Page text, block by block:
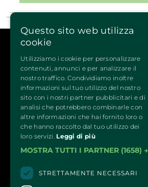
attività sportive: Splash dog, nella
Agility, Disc Dog, Rally-O, Hoopers,
e tanto altro ancora.
Servizi del prodotto
Possibilità di rimettere in vendita i
non disponibile
Per esigenze organizzative, le date dei
potrebbero variare.
Organizzatore:
Bolognafiere Cosmoprof S.p.a.
QUATTROZAMPEINFIERA
Cosmoprof S.p.a. – Sede legale: Via
Bologna (Italy) - R.E.A. 1766978 ©
BolognaFiere Cosmoprof
SEGNALAZIONI -
MODELLLO EX. D.LGS 231/2001 E
Questo sito web utilizza
cookie
Utilizziamo i cookie per personalizzare
contenuti, annunci e per analizzare il
nostro traffico. Condividiamo inoltre
informazioni sul tuo utilizzo del nostro
sito con i nostri partner pubblicitari e di
analisi che potrebbero combinarle con
altre informazioni che hai fornito loro o
che hanno raccolto dal tuo utilizzo dei
loro servizi. Leggi di più
MOSTRA TUTTI I PARTNER (1658) →
STRETTAMENTE NECESSARI